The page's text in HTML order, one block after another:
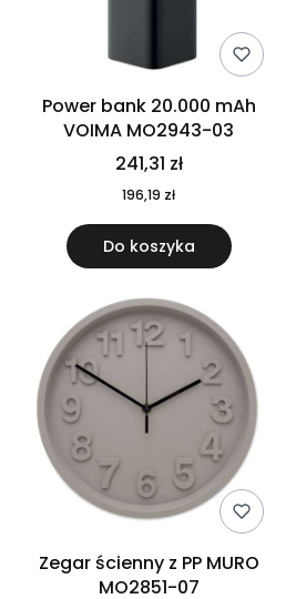
Power bank 20.000 mAh
VOIMA MO2943-03
241,31 zł
196,19 zł
Do koszyka
Zegar ścienny z PP MURO
MO2851-07